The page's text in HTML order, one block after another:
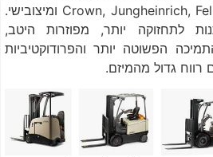
קונבנציונליות מבית Crown, Jungheinrich, Feline ומיצובישי.
לתחזוקה יותר, מפוזרות היטב,
הפשוטה יותר והפרודוקטיביות
גדול מהמיזם.